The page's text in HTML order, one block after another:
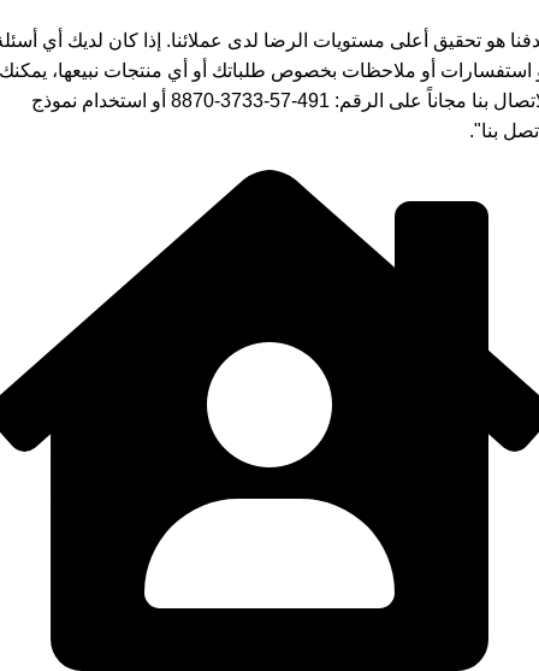
هو تحقيق أعلى مستويات الرضا لدى عملائنا. إذا كان لديك أي
استفسارات أو ملاحظات بخصوص طلباتك أو أي منتجات نبيعها، يمكنك
الاتصال بنا مجاناً على الرقم: 491-57-3733-8870 أو استخدام نموذج
بنا".